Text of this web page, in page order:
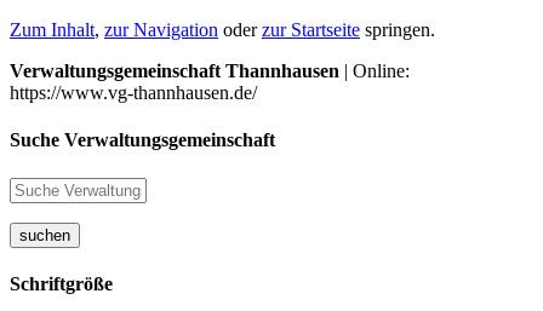
Zum Inhalt, zur Navigation oderzur Startseite springen.
Verwaltungsgemeinschaft Thannhausen | Online:
https://www.vg-thannhausen.de/
Suche Verwaltungsgemeinschaft
suchen
Schriftgröße